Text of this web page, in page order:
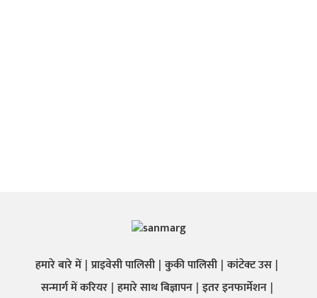
हमारे बारे में प्राइवेसी पालिसी कुकी पालिसी कांटेक्ट उस
सन्मार्ग में करियर हमारे साथ बिज्ञापन इतर इनफार्मेशन